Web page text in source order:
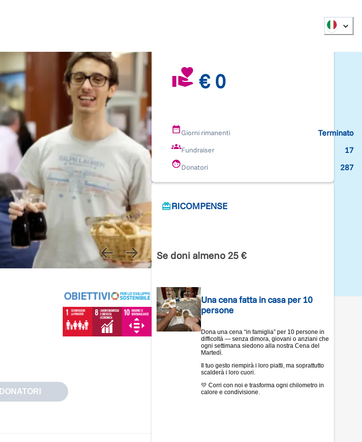
DONATORI
€ 0
Giorni rimanenti Terminato
Fundraiser 17
Donatori 287
RICOMPENSE
Se doni almeno 25 €
Una cena fatta in casa per 10
persone
Dona una cena “in famiglia” per 10 persone in
difficoltà — senza dimora, giovani o anziani che
ogni settimana siedono alla nostra Cena del
Martedì.
Il tuo gesto riempirà i loro piatti, ma soprattutto
scalderà i loro cuori.
💛 Corri con noi e trasforma ogni chilometro in
calore e condivisione.